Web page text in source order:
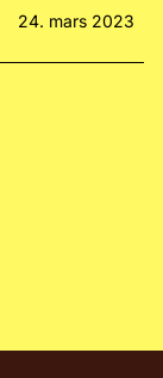
24. mars 2023